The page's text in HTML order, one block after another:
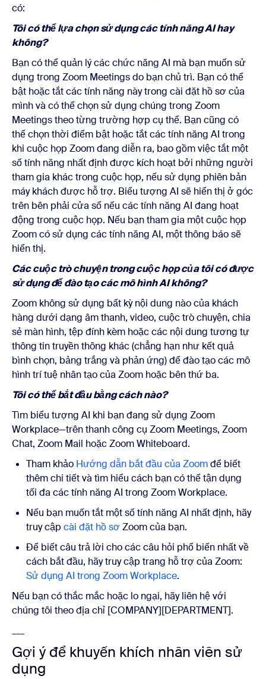
có:
Tôi có thể lựa chọn sử dụng các tính năng AI hay
không?
Bạn có thể quản lý các chức năng AI mà bạn muốn sử
dụng trong Zoom Meetings do bạn chủ trì. Bạn có thể
bật hoặc tắt các tính năng này trong cài đặt hồ sơ của
mình và có thể chọn sử dụng chúng trong Zoom
Meetings theo từng trường hợp cụ thể. Bạn cũng có
thể chọn thời điểm bật hoặc tắt các tính năng AI trong
khi cuộc họp Zoom đang diễn ra, bao gồm việc tắt một
số tính năng nhất định được kích hoạt bởi những người
tham gia khác trong cuộc họp, nếu sử dụng phiên bản
máy khách được hỗ trợ. Biểu tượng AI sẽ hiển thị ở góc
trên bên phải cửa sổ nếu các tính năng AI đang hoạt
động trong cuộc họp. Nếu bạn tham gia một cuộc họp
Zoom có sử dụng các tính năng AI, một thông báo sẽ
hiển thị.
Các cuộc trò chuyện trong cuộc họp của tôi có được
sử dụng để đào tạo các mô hình AI không?
Zoom không sử dụng bất kỳ nội dung nào của khách
hàng dưới dạng âm thanh, video, cuộc trò chuyện, chia
sẻ màn hình, tệp đính kèm hoặc các nội dung tương tự
thông tin truyền thông khác (chẳng hạn như kết quả
bình chọn, bảng trắng và phản ứng) để đào tạo các mô
hình trí tuệ nhân tạo của Zoom hoặc bên thứ ba.
Tôi có thể bắt đầu bằng cách nào?
Tìm biểu tượng AI khi bạn đang sử dụng Zoom
Workplace—trên thanh công cụ Zoom Meetings, Zoom
Chat, Zoom Mail hoặc Zoom Whiteboard.
Tham khảo Hướng dẫn bắt đầu của Zoomđể biết
thêm chi tiết và tìm hiểu cách bạn có thể tận dụng
tối đa các tính năng AI trong Zoom Workplace.
Nếu bạn muốn tắt một số tính năng AI nhất định, hãy
truy cập cài đặt hồ sơ Zoom của bạn.
Để biết câu trả lời cho các câu hỏi phổ biến nhất về
cách bắt đầu, hãy truy cập trang hỗ trợ của Zoom:
Sử dụng AI trong Zoom Workplace.
Nếu bạn có thắc mắc hoặc lo ngại, hãy liên hệ với
chúng tôi theo địa chỉ [COMPANY][DEPARTMENT].
Gợi ý để khuyến khích nhân viên sử
dụng